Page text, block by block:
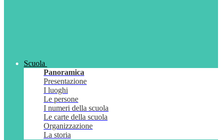
Scuola
Panoramica
Presentazione
I luoghi
Le persone
I numeri della scuola
Le carte della scuola
Organizzazione
La storia